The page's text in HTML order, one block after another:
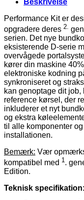
Performance Kit er
opgradere deres 2.
serien. Det nye
eksisterende D-serie
overvågede
kører din maskine
elektroniske kodning
synkroniseret og
kan genoptage dit job,
reference kørsel, der
inkluderer et nyt
og ekstra
til alle komponenter
installationen.
Bemærk: Vær
kompatibel med 1 .
Edition.
Teknisk specifikation: